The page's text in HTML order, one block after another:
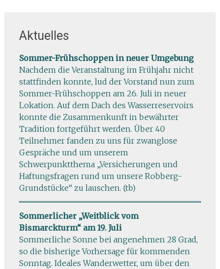
Aktuelles
Sommer-Frühschoppen in neuer Umgebung
Nachdem die Veranstaltung im Frühjahr nicht
stattfinden konnte, lud der Vorstand nun zum
Sommer-Frühschoppen am 26. Juli in neuer
Lokation. Auf dem Dach des Wasserreservoirs
konnte die Zusammenkunft in bewährter
Tradition fortgeführt werden. Über 40
Teilnehmer fanden zu uns für zwanglose
Gespräche und um unserem
Schwerpunktthema „Versicherungen und
Haftungsfragen rund um unsere Robberg-
Grundstücke“ zu lauschen. (tb)
Sommerlicher „Weitblick vom
Bismarckturm“ am 19. Juli
Sommerliche Sonne bei angenehmen 28 Grad,
so die bisherige Vorhersage für kommenden
Sonntag. Ideales Wanderwetter, um über den